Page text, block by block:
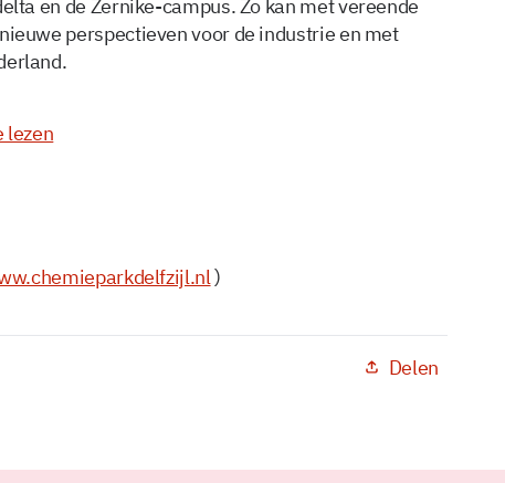
en de Zernike-campus. Zo kan met vereende
perspectieven voor de industrie en met
lezen
)
Delen